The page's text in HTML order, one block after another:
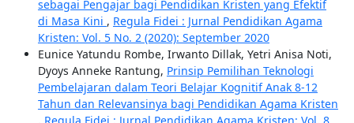
sebagai Pengajar bagi Pendidikan Kristen yang Efektif
di Masa Kini , Regula Fidei : Jurnal Pendidikan Agama
Kristen: Vol. 5 No. 2 (2020): September 2020
Eunice Yatundu Rombe, Irwanto Dillak, Yetri Anisa Noti,
Dyoys Anneke Rantung, Prinsip Pemilihan Teknologi
Pembelajaran dalam Teori Belajar Kognitif Anak 8-12
Tahun dan Relevansinya bagi Pendidikan Agama Kristen